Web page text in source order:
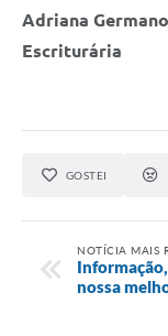
Adriana Germano
Escriturária
GOSTEI
NOTÍCIA MAIS
nossa